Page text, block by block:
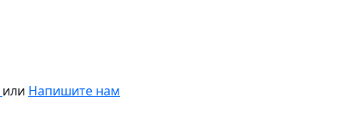
или Напишите нам